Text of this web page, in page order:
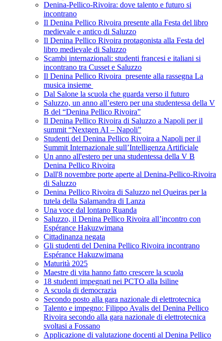
Denina-Pellico-Rivoira: dove talento e futuro si
incontrano
Il Denina Pellico Rivoira presente alla Festa del libro
medievale e antico di Saluzzo
Il Denina Pellico Rivoira protagonista alla Festa del
libro medievale di Saluzzo
Scambi internazionali: studenti francesi e italiani si
incontrano tra Cusset e Saluzzo
Il Denina Pellico Rivoira presente alla rassegna La
musica insieme
Dal Salone la scuola che guarda verso il futuro
Saluzzo, un anno all’estero per una studentessa della V
B del “Denina Pellico Rivoira”
Il Denina Pellico Rivoira di Saluzzo a Napoli per il
summit “Nextgen AI – Napoli”
Studenti del Denina Pellico Rivoira a Napoli per il
Summit Internazionale sull’Intelligenza Artificiale
Un anno all'estero per una studentessa della V B
Denina Pellico Rivoira
Dall'8 novembre porte aperte al Denina-Pellico-Rivoira
di Saluzzo
Denina Pellico Rivoira di Saluzzo nel Queiras per la
tutela della Salamandra di Lanza
Una voce dal lontano Ruanda
Saluzzo, il Denina Pellico Rivoira all’incontro con
Espérance Hakuzwimana
Cittadinanza negata
Gli studenti del Denina Pellico Rivoira incontrano
Espérance Hakuzwimana
Maturità 2025
Maestre di vita hanno fatto crescere la scuola
18 studenti impegnati nei PCTO alla Isiline
A scuola di democrazia
Secondo posto alla gara nazionale di elettrotecnica
Talento e impegno: Filippo Avalis del Denina Pellico
Rivoira secondo alla gara nazionale di elettrotecnica
svoltasi a Fossano
Applicazione di valutazione docenti al Denina Pellico